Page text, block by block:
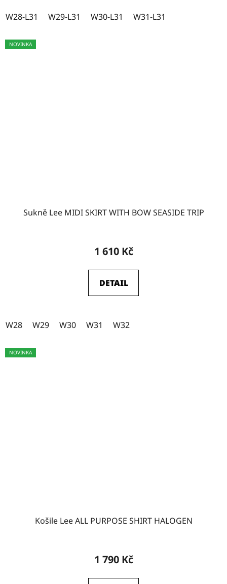
W28-L31 W29-L31 W30-L31 W31-L31
NOVINKA
Sukně Lee MIDI SKIRT WITH BOW SEASIDE TRIP
1 610 Kč
DETAIL
W28 W29 W30 W31 W32
NOVINKA
Košile Lee ALL PURPOSE SHIRT HALOGEN
1 790 Kč